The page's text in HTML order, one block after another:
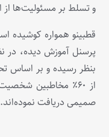
و تسلط بر مسئولیت‌ها
قطبینو همواره کوشیده
پرسنل آموزش دیده، در
بنظر رسیده و بر اساس
از ۶۰٪ مخاطبین
صمیمی دریافت نموده‌اند.